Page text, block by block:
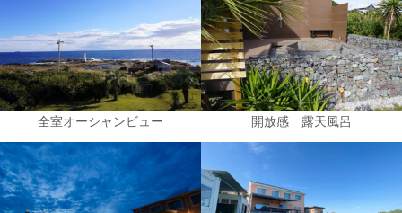
全室オーシャンビュー 開放感 露天風呂